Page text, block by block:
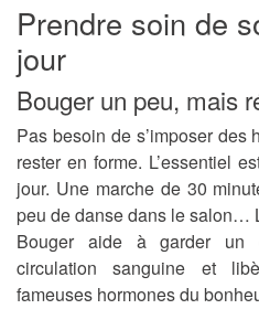
Prendre soin de
jour
Bouger un peu, mais
Pas besoin de s’imposer des
rester en forme. L’essentiel
jour. Une marche de 30
peu de danse dans le salon…
Bouger aide à garder un
circulation sanguine et
fameuses hormones du